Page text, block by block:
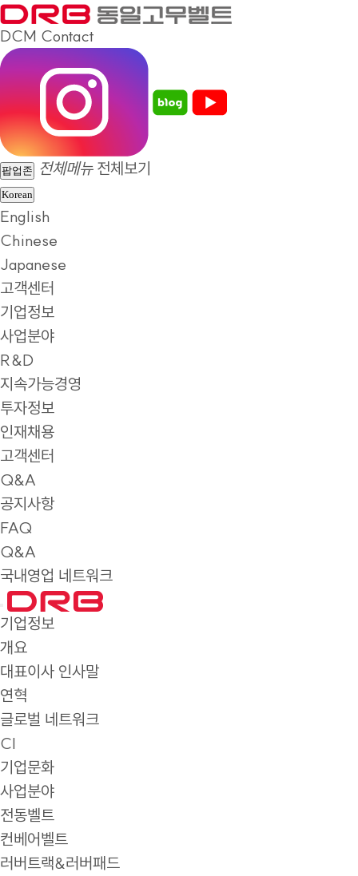
DCM Contact
팝업존 전체메뉴 전체보기
Korean
English
Chinese
Japanese
고객센터
기업정보
사업분야
R&D
지속가능경영
투자정보
인재채용
고객센터
Q&A
공지사항
FAQ
Q&A
국내영업 네트워크
기업정보
개요
대표이사 인사말
연혁
글로벌 네트워크
CI
기업문화
사업분야
전동벨트
컨베어벨트
러버트랙&러버패드